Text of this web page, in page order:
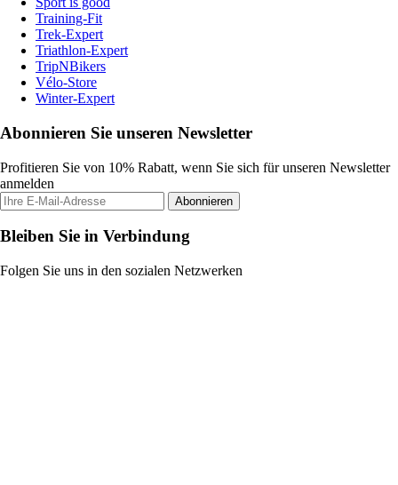
Training-Fit
Trek-Expert
Triathlon-Expert
TripNBikers
Vélo-Store
Winter-Expert
Abonnieren Sie unseren Newsletter
Profitieren Sie von 10% Rabatt, wenn Sie sich für unseren Newsletter
anmelden
Abonnieren
Bleiben Sie in Verbindung
Folgen Sie uns in den sozialen Netzwerken